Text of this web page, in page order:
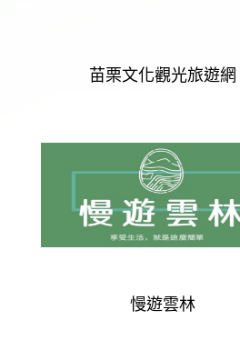
苗栗文化觀光旅遊網
慢遊雲林